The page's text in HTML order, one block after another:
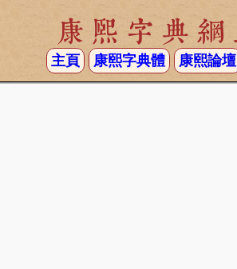
康熙字典網
主頁 康熙字典體 康熙論壇